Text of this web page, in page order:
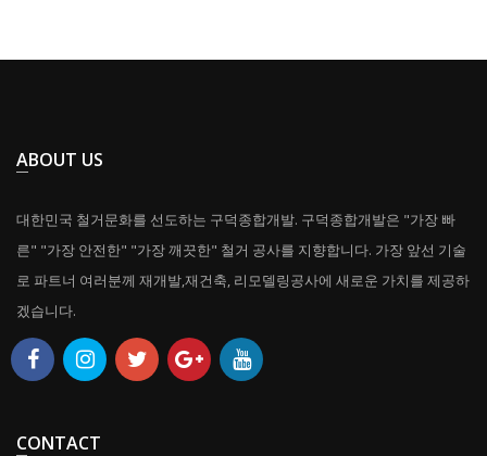
ABOUT US
대한민국 철거문화를 선도하는 구덕종합개발. 구덕종합개발은 "가장 빠
른" "가장 안전한" "가장 깨끗한" 철거 공사를 지향합니다. 가장 앞선 기술
로 파트너 여러분께 재개발,재건축, 리모델링공사에 새로운 가치를 제공하
겠습니다.
CONTACT